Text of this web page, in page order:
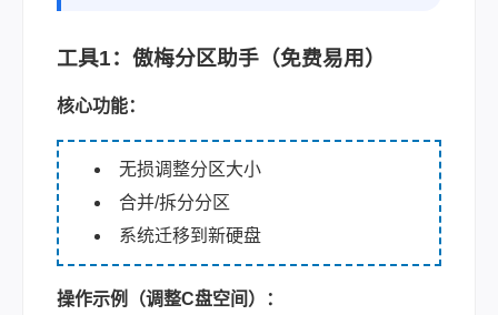
工具1：傲梅分区助手（免费易用）
核心功能：
无损调整分区大小
合并/拆分分区
系统迁移到新硬盘
操作示例（调整C盘空间）：